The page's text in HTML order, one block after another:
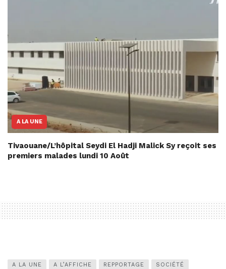
A LA UNE
Tivaouane/L’hôpital Seydi El Hadji Malick Sy reçoit ses
premiers malades lundi 10 Août
A LA UNE A L’AFFICHE REPPORTAGE SOCIÉTÉ